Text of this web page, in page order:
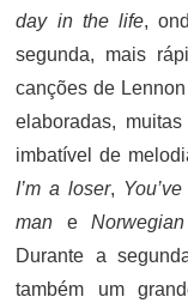
day in the life,
segunda, mais
canções de
elaboradas,
imbatível de
I’m a loser,
man e
Durante a
também um